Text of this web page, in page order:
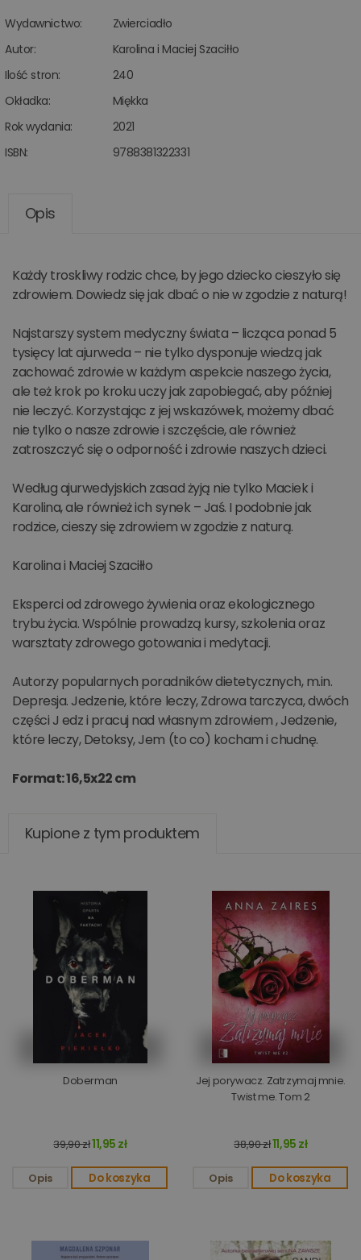
Wydawnictwo:
Zwierciadło
Autor:
Karolina i Maciej Szaciłło
Ilość stron:
240
Okładka:
Miękka
Rok wydania:
2021
ISBN:
9788381322331
Opis
Każdy troskliwy rodzic chce, by jego dziecko cieszyło się
zdrowiem. Dowiedz się jak dbać o nie w zgodzie z naturą!
Najstarszy system medyczny świata – licząca ponad 5
tysięcy lat ajurweda – nie tylko dysponuje wiedzą jak
zachować zdrowie w każdym aspekcie naszego życia,
ale też krok po kroku uczy jak zapobiegać, aby później
nie leczyć. Korzystając z jej wskazówek, możemy dbać
nie tylko o nasze zdrowie i szczęście, ale również
zatroszczyć się o odporność i zdrowie naszych dzieci.
Według ajurwedyjskich zasad żyją nie tylko Maciek i
Karolina, ale również ich synek – Jaś. I podobnie jak
rodzice, cieszy się zdrowiem w zgodzie z naturą.
Karolina i Maciej Szaciłło
Eksperci od zdrowego żywienia oraz ekologicznego
trybu życia. Wspólnie prowadzą kursy, szkolenia oraz
warsztaty zdrowego gotowania i medytacji.
Autorzy popularnych poradników dietetycznych, m.in.
Depresja. Jedzenie, które leczy, Zdrowa tarczyca, dwóch
części J edz i pracuj nad własnym zdrowiem , Jedzenie,
które leczy, Detoksy, Jem (to co) kocham i chudnę.
Format: 16,5x22 cm
Kupione z tym produktem
Doberman
39,90 zł11,95 zł
Opis Do koszyka
Jej porywacz. Zatrzymaj mnie.
Twist me. Tom 2
38,90 zł11,95 zł
Opis Do koszyka